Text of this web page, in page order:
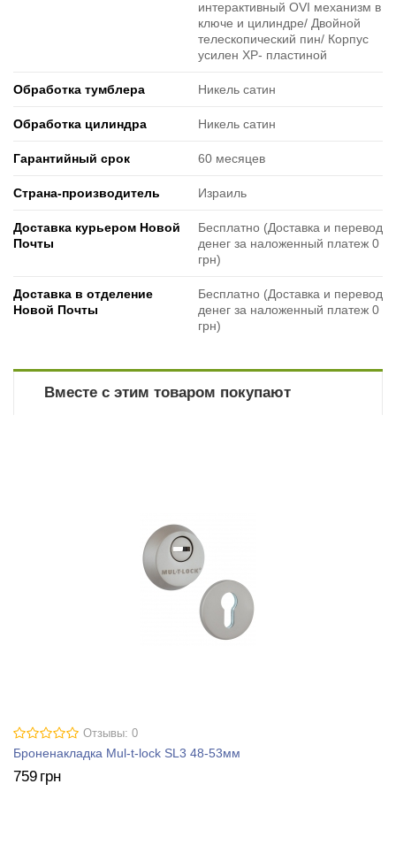
интерактивный OVI механизм в
ключе и цилиндре/ Двойной
телескопический пин/ Корпус
усилен XP- пластиной
Обработка тумблера Никель сатин
Обработка цилиндра Никель сатин
Гарантийный срок 60 месяцев
Страна-производитель Израиль
Доставка курьером Новой
Почты
Бесплатно (Доставка и перевод
денег за наложенный платеж 0
грн)
Доставка в отделение
Новой Почты
Бесплатно (Доставка и перевод
денег за наложенный платеж 0
грн)
Вместе с этим товаром покупают
Отзывы: 0
Броненакладка Mul-t-lock SL3 48-53мм
759 грн